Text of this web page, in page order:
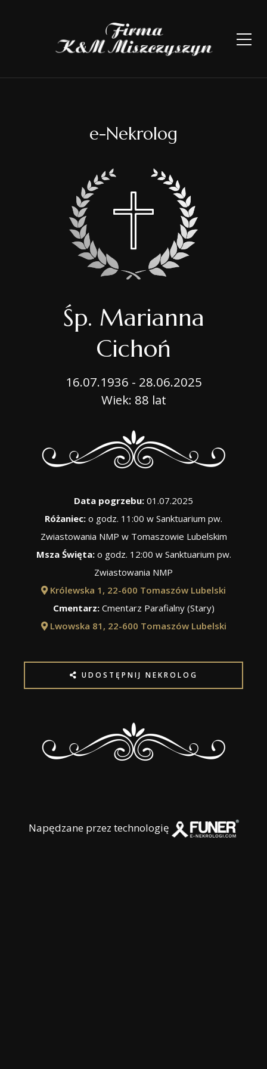
e-Nekrolog
Śp. Marianna
Cichoń
16.07.1936 - 28.06.2025
Wiek: 88 lat
Data pogrzebu: 01.07.2025
Różaniec: o godz. 11:00 w Sanktuarium pw.
Zwiastowania NMP w Tomaszowie Lubelskim
Msza Święta:o godz. 12:00 w Sanktuarium pw.
Zwiastowania NMP
Królewska 1, 22-600 Tomaszów Lubelski
Cmentarz:Cmentarz Parafialny (Stary)
Lwowska 81, 22-600 Tomaszów Lubelski
UDOSTĘPNIJ NEKROLOG
Napędzane przez technologię